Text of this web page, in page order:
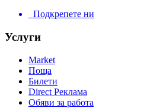
Подкрепете ни
Услуги
Market
Поща
Билети
Direct Реклама
Обяви за работа